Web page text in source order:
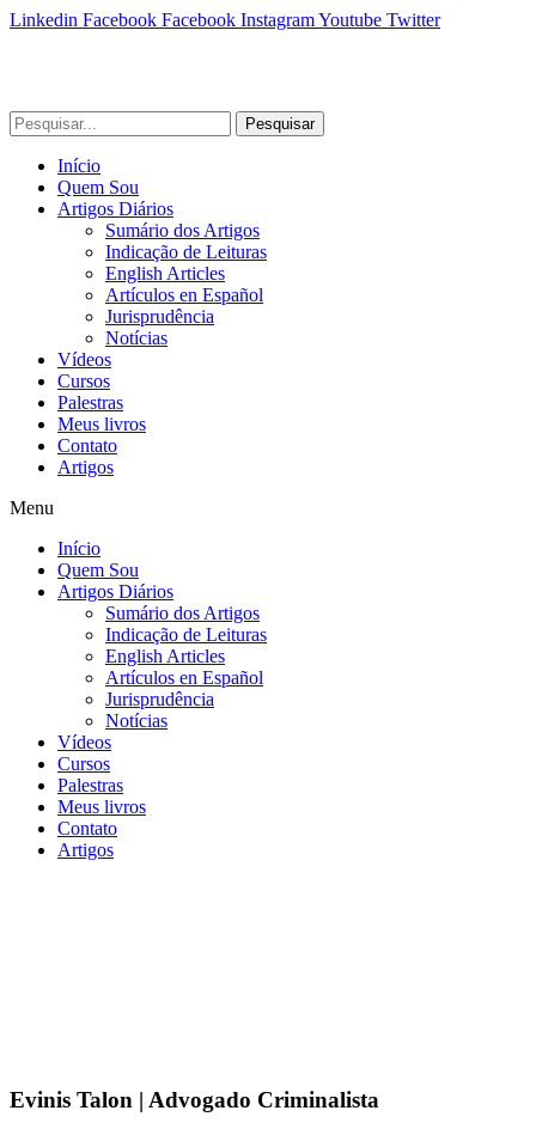
Linkedin Facebook Facebook InstagramYoutube Twitter
Pesquisar
Início
Quem Sou
Artigos Diários
Sumário dos Artigos
Indicação de Leituras
English Articles
Artículos en Español
Jurisprudência
Notícias
Vídeos
Cursos
Palestras
Meus livros
Contato
Artigos
Menu
Início
Quem Sou
Artigos Diários
Sumário dos Artigos
Indicação de Leituras
English Articles
Artículos en Español
Jurisprudência
Notícias
Vídeos
Cursos
Palestras
Meus livros
Contato
Artigos
Evinis Talon | Advogado Criminalista